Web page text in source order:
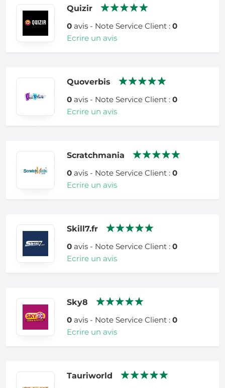
Quizir
0avis - Note Service Client : 0
Ecrire un avis
Quoverbis
0avis - Note Service Client : 0
Ecrire un avis
Scratchmania
0avis - Note Service Client : 0
Ecrire un avis
Skill7.fr
0avis - Note Service Client : 0
Ecrire un avis
Sky8
0avis - Note Service Client : 0
Ecrire un avis
Tauriworld